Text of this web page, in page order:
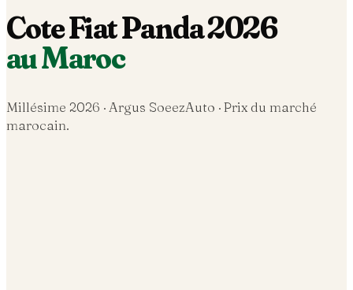
CoteFiatPanda2026
au Maroc
Millésime 2026 · Argus SoeezAuto · Prix du marché
marocain.